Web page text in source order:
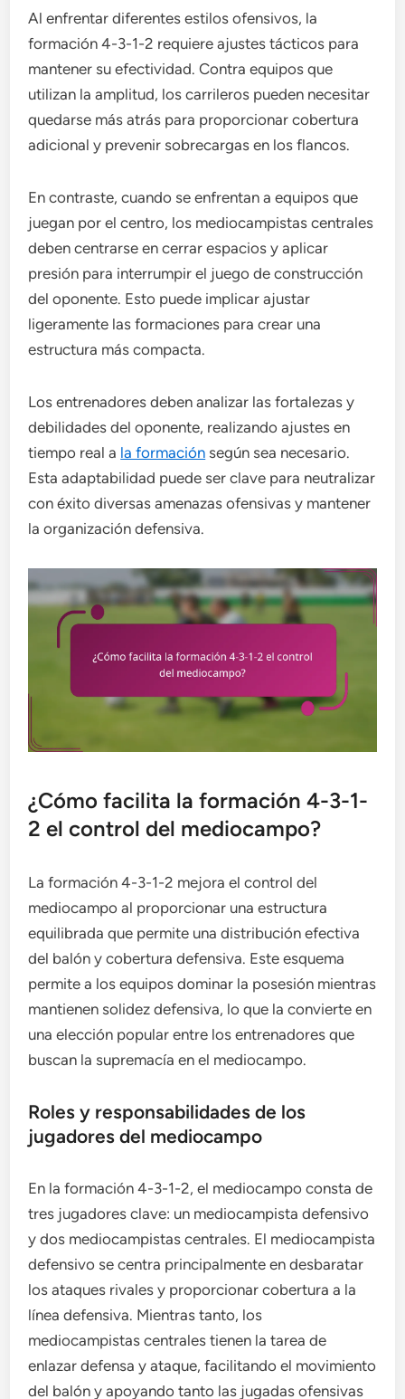
Al enfrentar diferentes estilos ofensivos, la
formación 4-3-1-2 requiere ajustes tácticos para
mantener su efectividad. Contra equipos que
utilizan la amplitud, los carrileros pueden necesitar
quedarse más atrás para proporcionar cobertura
adicional y prevenir sobrecargas en los flancos.
En contraste, cuando se enfrentan a equipos que
juegan por el centro, los mediocampistas centrales
deben centrarse en cerrar espacios y aplicar
presión para interrumpir el juego de construcción
del oponente. Esto puede implicar ajustar
ligeramente las formaciones para crear una
estructura más compacta.
Los entrenadores deben analizar las fortalezas y
debilidades del oponente, realizando ajustes en
tiempo real a la formación según sea necesario.
Esta adaptabilidad puede ser clave para neutralizar
con éxito diversas amenazas ofensivas y mantener
la organización defensiva.
¿Cómo facilita la formación 4-3-1-
2 el control del mediocampo?
La formación 4-3-1-2 mejora el control del
mediocampo al proporcionar una estructura
equilibrada que permite una distribución efectiva
del balón y cobertura defensiva. Este esquema
permite a los equipos dominar la posesión mientras
mantienen solidez defensiva, lo que la convierte en
una elección popular entre los entrenadores que
buscan la supremacía en el mediocampo.
Roles y responsabilidades de los
jugadores del mediocampo
En la formación 4-3-1-2, el mediocampo consta de
tres jugadores clave: un mediocampista defensivo
y dos mediocampistas centrales. El mediocampista
defensivo se centra principalmente en desbaratar
los ataques rivales y proporcionar cobertura a la
línea defensiva. Mientras tanto, los
mediocampistas centrales tienen la tarea de
enlazar defensa y ataque, facilitando el movimiento
del balón y apoyando tanto las jugadas ofensivas